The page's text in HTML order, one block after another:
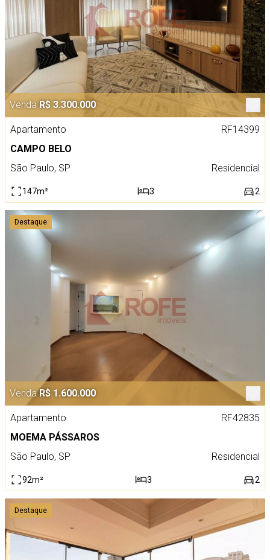
Venda R$ 3.300.000
Apartamento
RF14399
CAMPO BELO
São Paulo, SP
Residencial
147m² 3 2
Destaque
Venda R$ 1.600.000
Apartamento
RF42835
MOEMA PÁSSAROS
São Paulo, SP
Residencial
92m² 3 2
Destaque